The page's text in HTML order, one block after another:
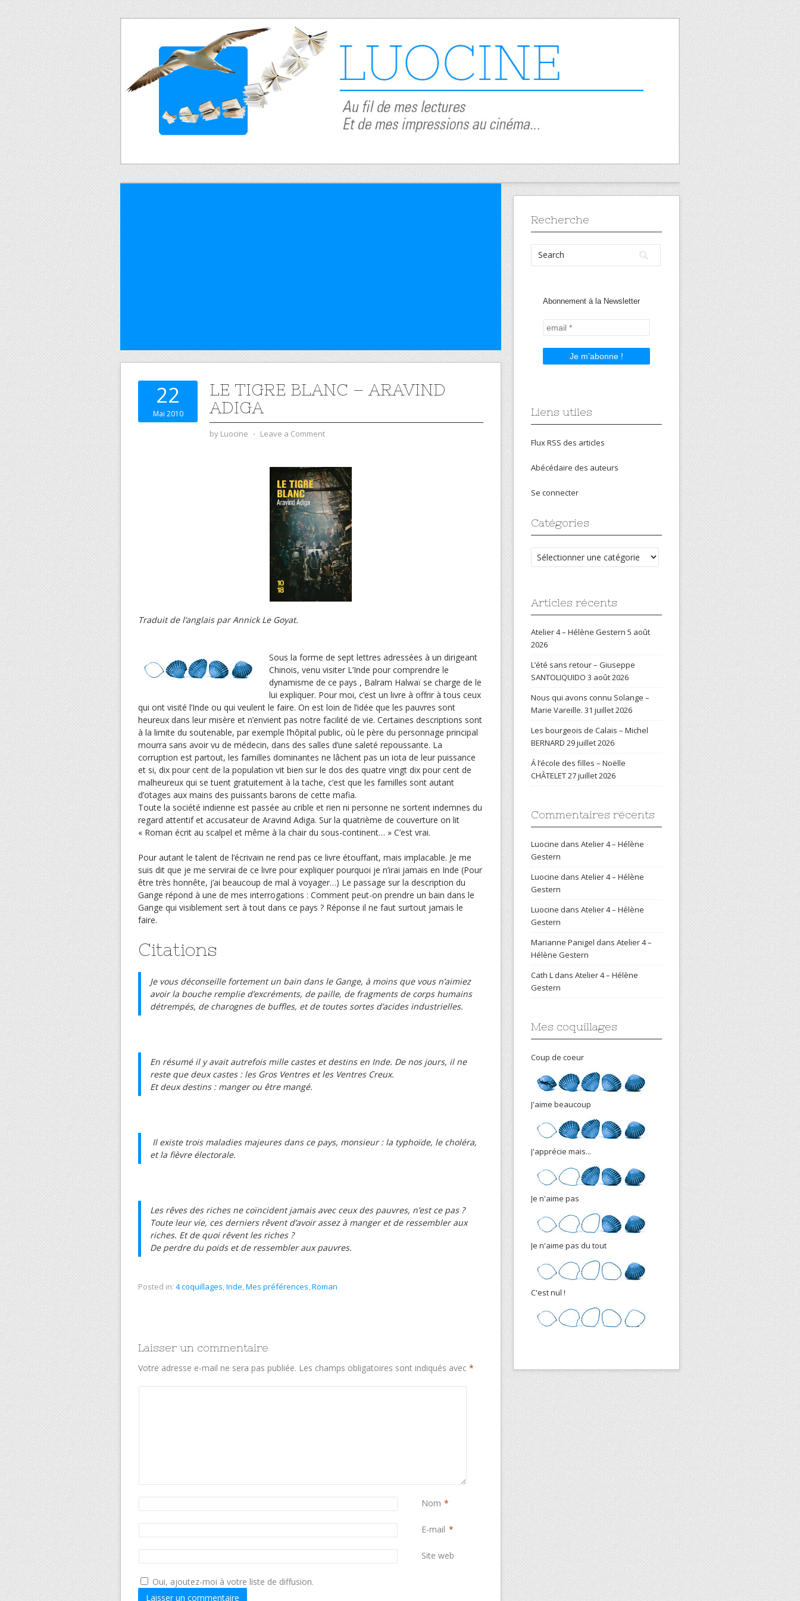
22
Mai 2010
LE TIGRE BLANC – ARAVIND
ADIGA
by Luocine ⋅ Leave a Comment
Traduit de l’anglais par Annick Le Goyat.
Sous la forme de sept lettres adressées à un dirigeant
Chinois, venu visiter L’Inde pour comprendre le
dynamisme de ce pays , Balram Halwaï se charge de le
lui expliquer. Pour moi, c’est un livre à offrir à tous ceux
qui ont visité l’Inde ou qui veulent le faire. On est loin de l’idée que les pauvres sont
heureux dans leur misère et n’envient pas notre facilité de vie. Certaines descriptions sont
à la limite du soutenable, par exemple l’hôpital public, où le père du personnage principal
mourra sans avoir vu de médecin, dans des salles d’une saleté repoussante. La
corruption est partout, les familles dominantes ne lâchent pas un iota de leur puissance
et si, dix pour cent de la population vit bien sur le dos des quatre vingt dix pour cent de
malheureux qui se tuent gratuitement à la tache, c’est que les familles sont autant
d’otages aux mains des puissants barons de cette mafia.
Toute la société indienne est passée au crible et rien ni personne ne sortent indemnes du
regard attentif et accusateur de Aravind Adiga. Sur la quatrième de couverture on lit
« Roman écrit au scalpel et même à la chair du sous-continent… » C’est vrai.
Pour autant le talent de l’écrivain ne rend pas ce livre étouffant, mais implacable. Je me
suis dit que je me servirai de ce livre pour expliquer pourquoi je n’irai jamais en Inde (Pour
être très honnête, j’ai beaucoup de mal à voyager…) Le passage sur la description du
Gange répond à une de mes interrogations : Comment peut-on prendre un bain dans le
Gange qui visiblement sert à tout dans ce pays ? Réponse il ne faut surtout jamais le
faire.
Citations
Je vous déconseille fortement un bain dans le Gange, à moins que vous n’aimiez
avoir la bouche remplie d’excréments, de paille, de fragments de corps humains
détrempés, de charognes de buffles, et de toutes sortes d’acides industrielles.
En résumé il y avait autrefois mille castes et destins en Inde. De nos jours, il ne
reste que deux castes : les Gros Ventres et les Ventres Creux.
Et deux destins : manger ou être mangé.
Il existe trois maladies majeures dans ce pays, monsieur : la typhoïde, le choléra,
et la fièvre électorale.
Les rêves des riches ne coïncident jamais avec ceux des pauvres, n’est ce pas ?
Toute leur vie, ces derniers rêvent d’avoir assez à manger et de ressembler aux
riches. Et de quoi rêvent les riches ?
De perdre du poids et de ressembler aux pauvres.
Posted in: 4 coquillages,Inde,Mes préférences,Roman
Laisser un commentaire
Votre adresse e-mail ne sera pas publiée. Les champs obligatoires sont indiqués avec *
Nom *
E-mail *
Site web
Oui, ajoutez-moi à votre liste de diffusion.
Recherche
Abonnement à la Newsletter
Liens utiles
Flux RSS des articles
Abécédaire des auteurs
Se connecter
Catégories
Catégories
Articles récents
Atelier 4 – Hélène Gestern 5 août
2026
L’été sans retour – Giuseppe
SANTOLIQUIDO 3 août 2026
Nous qui avons connu Solange –
Marie Vareille. 31 juillet 2026
Les bourgeois de Calais – Michel
BERNARD 29 juillet 2026
Á l’école des filles – Noëlle
CHÂTELET27 juillet 2026
Commentaires récents
Luocine dans Atelier 4 – Hélène
Gestern
Luocine dans Atelier 4 – Hélène
Gestern
Luocine dans Atelier 4 – Hélène
Gestern
Marianne Panigel dans Atelier 4 –
Hélène Gestern
Cath L dans Atelier 4 – Hélène
Gestern
Mes coquillages
Coup de coeur
J'aime beaucoup
J'apprécie mais...
Je n'aime pas
Je n'aime pas du tout
C'est nul !